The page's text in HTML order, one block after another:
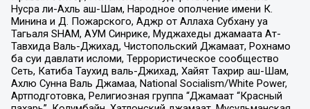
Нусра ли-Ахль аш-Шам, Народное ополчение имени К.
Минина и Д. Пожарского, Аджр от Аллаха Субхану уа
Тагьаля SHAM, АУМ Синрике, Муджахеды джамаата Ат-
Тавхида Валь-Джихад, Чистопольский Джамаат, Рохнамо
ба суи давлати исломи, Террористическое сообщество
Сеть, Катиба Таухид валь-Джихад, Хайят Тахрир аш-Шам,
Ахлю Сунна Валь Джамаа, National Socialism/White Power,
Артподготовка, Религиозная группа “Джамаат “Красный